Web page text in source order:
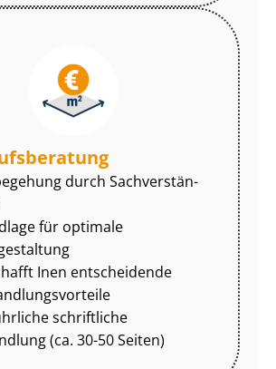
durch Sach­ver­stän­
für optimale
Inen entscheidende
schriftliche
(ca. 30-50 Seiten)